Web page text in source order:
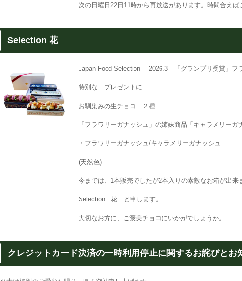
次の日曜日22日11時から再放送があります。時間合えば
Selection 花
Japan Food Selection 2026.3 「グランプリ受賞」フ
特別な プレゼントに
お馴染みの生チョコ ２種
「フラワリーガナッシュ」の姉妹商品「キャラメリーガ
・フラワリーガナッシュ/キャラメリーガナッシュ
(天然色)
今までは、1本販売でしたが2本入りの素敵なお箱が出来
Selection 花 と申します。
大切なお方に、ご褒美チョコにいかがでしょうか。
クレジットカード決済の一時利用停止に関するお詫びとお